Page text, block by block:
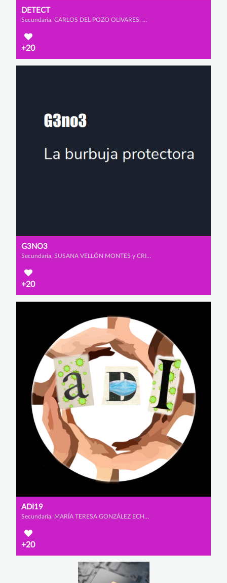
DETECT
Secundaria, CARLOS DEL POZO OLIVARES, MARCOS BRICEÑO NUEVO y ÁLVARO SANTAMARTA DE SANTOS
+20
G3NO3
Secundaria, SUSANA VELLÓN MONTES y CRISTINA MALO ESCUDERO
+20
ADI19
Secundaria, MARÍA TERESA GONZÁLEZ ECHEVERRÍA-TORRES, MARÍA MARTÍNEZ VILLAR y MARIO VAZQUEZ SIMÓN
+20